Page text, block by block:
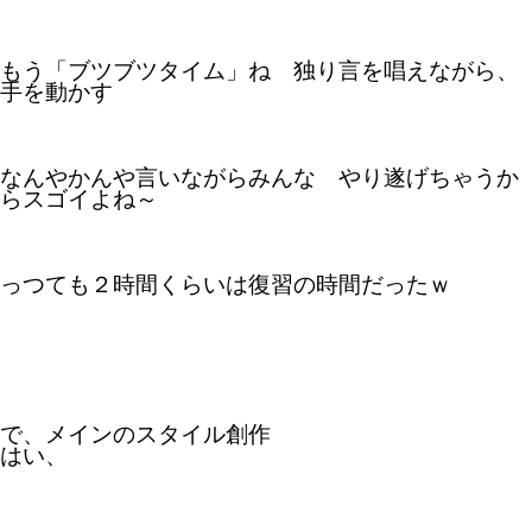
もう「ブツブツタイム」ね 独り言を唱えながら、
手を動かす
なんやかんや言いながらみんな やり遂げちゃうか
らスゴイよね～
っつても２時間くらいは復習の時間だったｗ
で、メインのスタイル創作
はい、